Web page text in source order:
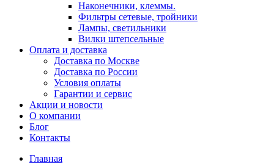
Наконечники, клеммы.
Фильтры сетевые, тройники
Лампы, светильники
Вилки штепсельные
Оплата и доставка
Доставка по Москве
Доставка по России
Условия оплаты
Гарантии и сервис
Акции и новости
О компании
Блог
Контакты
Главная